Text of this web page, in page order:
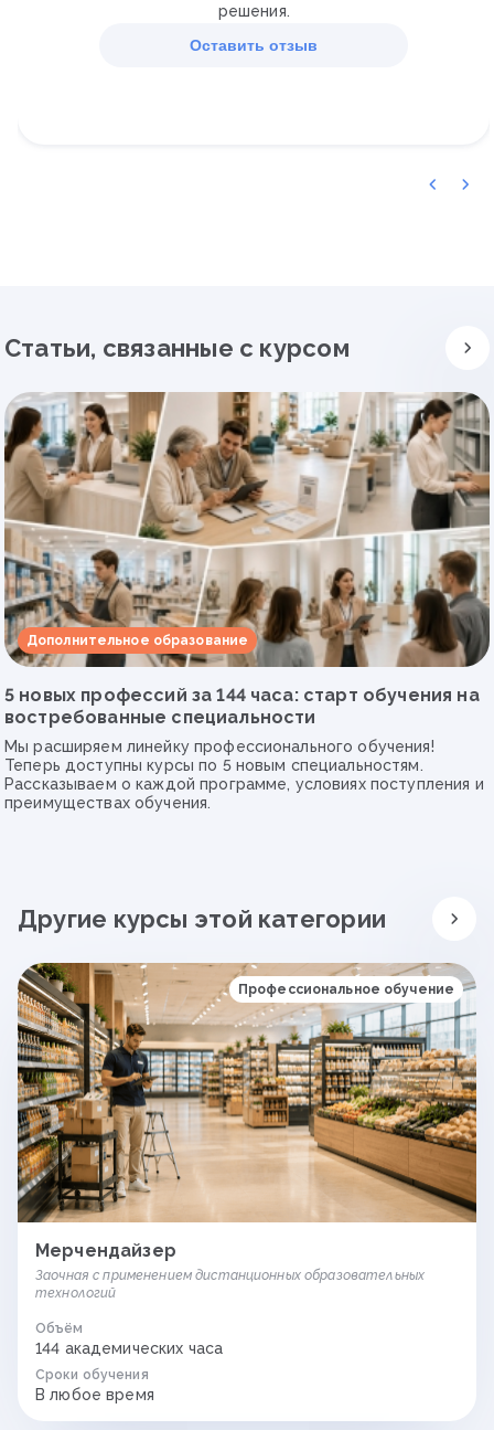
решения.
Оставить отзыв
Статьи, связанные с курсом
Дополнительное образование
5 новых профессий за 144 часа: старт обучения на
востребованные специальности
Мы расширяем линейку профессионального обучения!
Теперь доступны курсы по 5 новым специальностям.
Рассказываем о каждой программе, условиях поступления и
преимуществах обучения.
Другие курсы этой категории
Профессиональное обучение
Мерчендайзер
Заочная с применением дистанционных образовательных
технологий
Объём
144 академических часа
Сроки обучения
В любое время